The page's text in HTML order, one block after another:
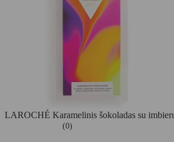
LAROCHÉ Karamelinis šokoladas su
(0)